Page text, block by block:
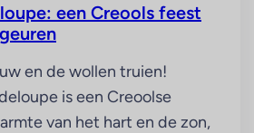
een Creools feest
en de wollen truien!
is een Creoolse
van het hart en de zon,